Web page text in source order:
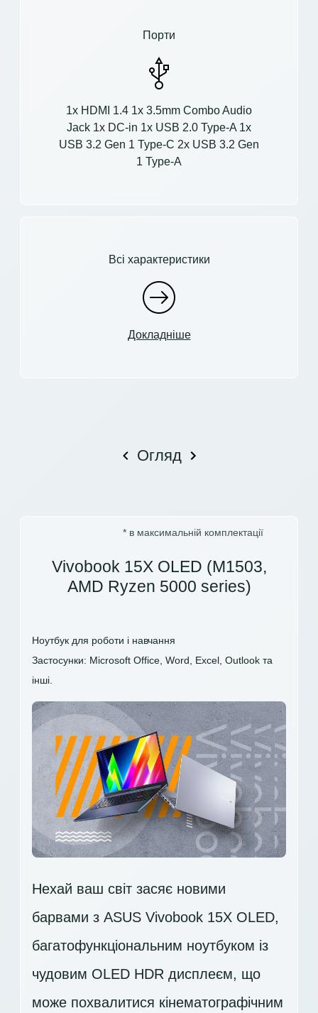
Порти
1x HDMI 1.4 1x 3.5mm Combo Audio
Jack 1x DC-in 1x USB 2.0 Type-A 1x
USB 3.2 Gen 1 Type-C 2x USB 3.2 Gen
1 Type-A
Всі характеристики
Докладніше
Огляд
* в максимальній комплектації
Vivobook 15X OLED (M1503,
AMD Ryzen 5000 series)
Ноутбук для роботи і навчання
Застосунки: Microsoft Office, Word, Excel, Outlook та
інші.
Нехай ваш світ засяє новими
барвами з ASUS Vivobook 15X OLED,
багатофункціональним ноутбуком із
чудовим OLED HDR дисплеєм, що
може похвалитися кінематографічним